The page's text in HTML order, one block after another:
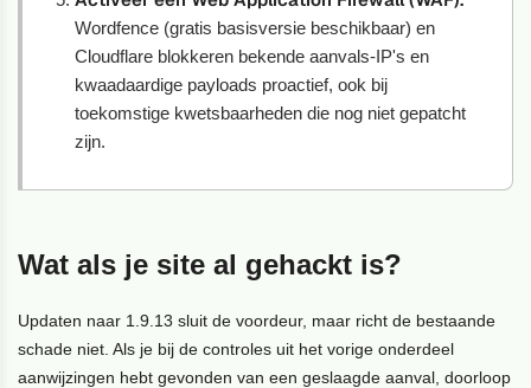
Wordfence (gratis basisversie beschikbaar) en
Cloudflare blokkeren bekende aanvals-IP's en
kwaadaardige payloads proactief, ook bij
toekomstige kwetsbaarheden die nog niet gepatcht
zijn.
Wat als je site al gehackt is?
Updaten naar 1.9.13 sluit de voordeur, maar richt de bestaande
schade niet. Als je bij de controles uit het vorige onderdeel
aanwijzingen hebt gevonden van een geslaagde aanval, doorloop